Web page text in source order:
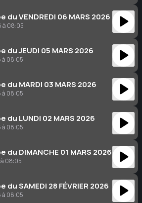
du VENDREDI 06 MARS 2026
à 08:05
du JEUDI 05 MARS 2026
à 08:05
du MARDI 03 MARS 2026
à 08:05
du LUNDI 02 MARS 2026
à 08:05
du DIMANCHE 01 MARS 2026
08:05
du SAMEDI 28 FÉVRIER 2026
à 08:05